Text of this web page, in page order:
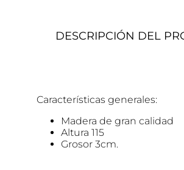
DESCRIPCIÓN DEL
Características generales:
Madera de gran calidad
Altura 115
Grosor 3cm.